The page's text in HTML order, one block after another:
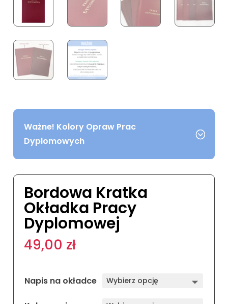
Ważne! Kolory Opraw Prac
Dyplomowych
Bordowa Kratka
Okładka Pracy
Dyplomowej
49,00 zł
Napis na okładce